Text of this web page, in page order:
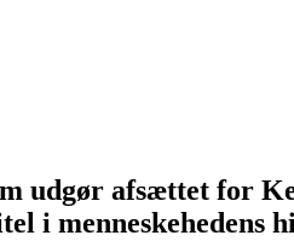
udgør afsættet for
i menneskehedens